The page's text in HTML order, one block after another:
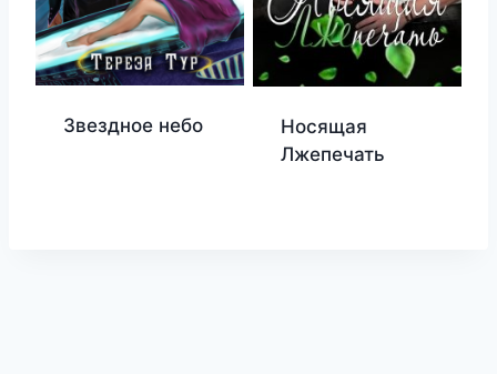
Звездное небо
Носящая
Лжепечать